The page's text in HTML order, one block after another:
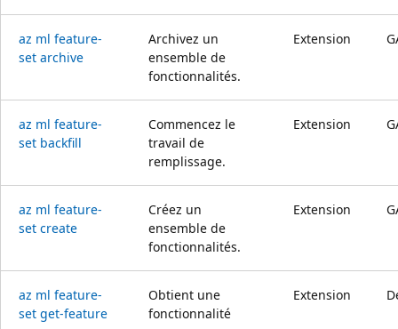
az ml feature-
set archive
Archivez un
ensemble de
fonctionnalités.
Extension
az ml feature-
set backfill
Commencez le
travail de
remplissage.
Extension
az ml feature-
set create
Créez un
ensemble de
fonctionnalités.
Extension
az ml feature-
set get-feature
Obtient une
fonctionnalité
Extension